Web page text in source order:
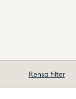
Rensa filter